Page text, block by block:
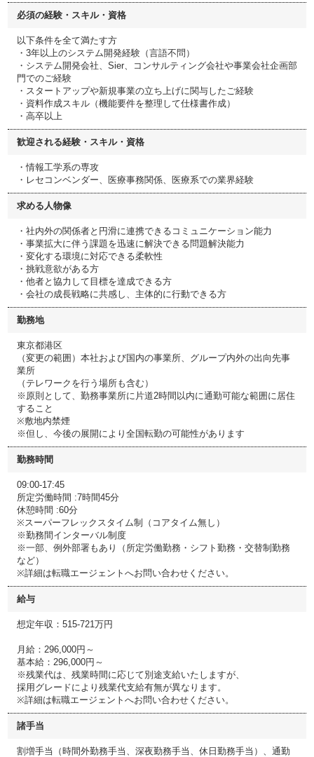
必須の経験・スキル・資格
以下条件を全て満たす方
・3年以上のシステム開発経験（言語不問）
・システム開発会社、Sier、コンサルティング会社や事業会社企画部
門でのご経験
・スタートアップや新規事業の立ち上げに関与したご経験
・資料作成スキル（機能要件を整理して仕様書作成）
・高卒以上
歓迎される経験・スキル・資格
・情報工学系の専攻
・レセコンベンダー、医療事務関係、医療系での業界経験
求める人物像
・社内外の関係者と円滑に連携できるコミュニケーション能力
・事業拡大に伴う課題を迅速に解決できる問題解決能力
・変化する環境に対応できる柔軟性
・挑戦意欲がある方
・他者と協力して目標を達成できる方
・会社の成長戦略に共感し、主体的に行動できる方
勤務地
東京都港区
（変更の範囲）本社および国内の事業所、グループ内外の出向先事
業所
（テレワークを行う場所も含む）
※原則として、勤務事業所に片道2時間以内に通勤可能な範囲に居住
すること
※敷地内禁煙
※但し、今後の展開により全国転勤の可能性があります
勤務時間
09:00-17:45
所定労働時間 :7時間45分
休憩時間 :60分
※スーパーフレックスタイム制（コアタイム無し）
※勤務間インターバル制度
※一部、例外部署もあり（所定労働勤務・シフト勤務・交替制勤務
など）
※詳細は転職エージェントへお問い合わせください。
給与
想定年収：515-721万円
月給：296,000円～
基本給：296,000円～
※残業代は、残業時間に応じて別途支給いたしますが、
採用グレードにより残業代支給有無が異なります。
※詳細は転職エージェントへお問い合わせください。
諸手当
割増手当（時間外勤務手当、深夜勤務手当、休日勤務手当）、通勤